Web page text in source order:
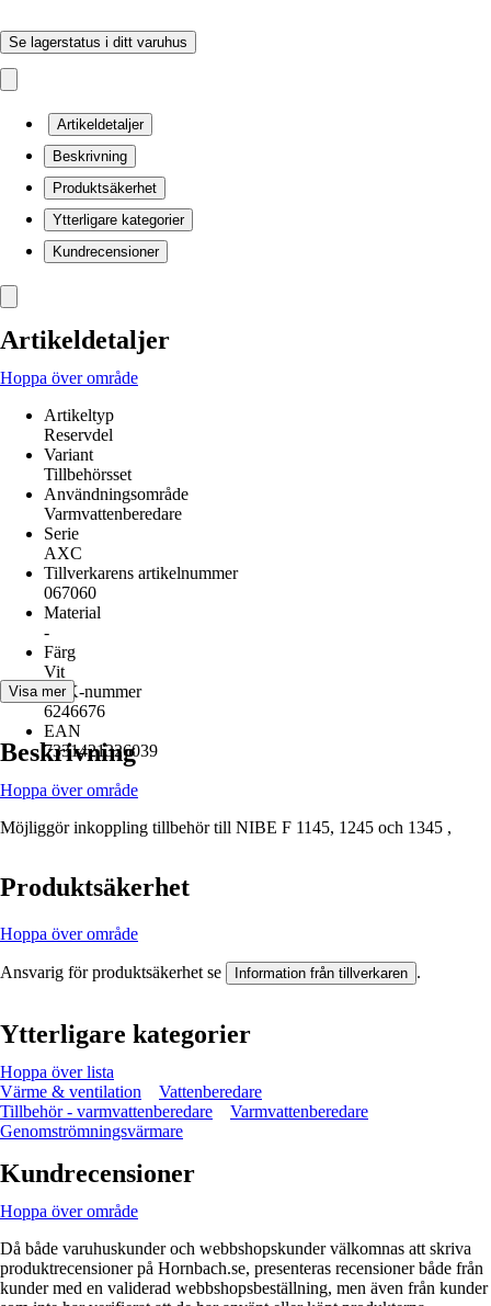
Se lagerstatus i ditt varuhus
Artikeldetaljer
Beskrivning
Produktsäkerhet
Ytterligare kategorier
Kundrecensioner
Artikeldetaljer
Hoppa över område
Artikeltyp
Reservdel
Variant
Tillbehörsset
Användningsområde
Varmvattenberedare
Serie
AXC
Tillverkarens artikelnummer
067060
Material
-
Färg
Vit
RSK-nummer
6246676
EAN
7331421326039
Visa mer
Beskrivning
Hoppa över område
Möjliggör inkoppling tillbehör till NIBE F 1145, 1245 och 1345 ,
Produktsäkerhet
Hoppa över område
Ansvarig för produktsäkerhet se Information från tillverkaren .
Ytterligare kategorier
Hoppa över lista
Värme & ventilation
Vattenberedare
Tillbehör - varmvattenberedare
Varmvattenberedare
Genomströmningsvärmare
Kundrecensioner
Hoppa över område
Då både varuhuskunder och webbshopskunder välkomnas att skriva
produktrecensioner på Hornbach.se, presenteras recensioner både från
kunder med en validerad webbshopsbeställning, men även från kunder